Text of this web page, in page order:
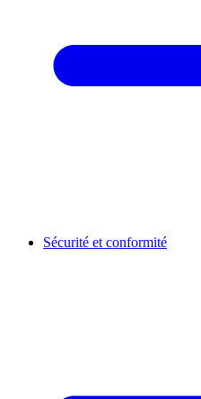
Sécurité et conformité